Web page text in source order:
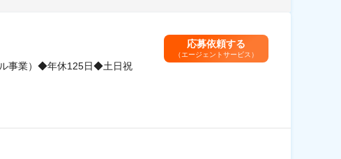
ル事業）◆年休125日◆土日祝
応募依頼する
（エージェントサービス）